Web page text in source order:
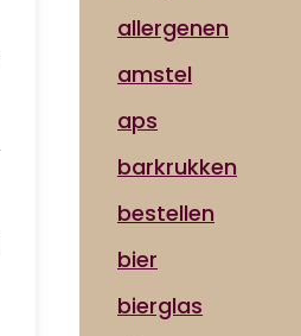
allergenen
amstel
aps
barkrukken
bestellen
bier
bierglas